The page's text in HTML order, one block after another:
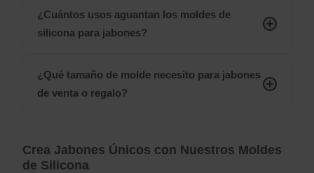
¿Cuántos usos aguantan los moldes de
silicona para jabones?
¿Qué tamaño de molde necesito para jabones
de venta o regalo?
Crea Jabones Únicos con Nuestros Moldes
de Silicona